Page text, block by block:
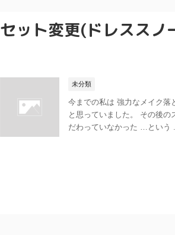
セット変更(ドレススノ
未分類
今までの私は 強力なメイク落
と思っていました。 その後の
だわっていなかった …という